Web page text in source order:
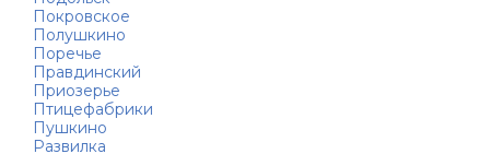
Покровское
Полушкино
Поречье
Правдинский
Приозерье
Птицефабрики
Пушкино
Развилка